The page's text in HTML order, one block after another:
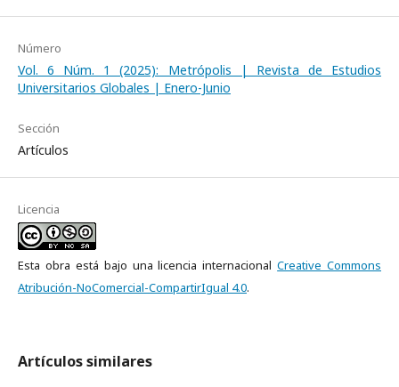
Número
Vol. 6 Núm. 1 (2025): Metrópolis | Revista de Estudios
Universitarios Globales | Enero-Junio
Sección
Artículos
Licencia
Esta obra está bajo una licencia internacionalCreative Commons
Atribución-NoComercial-CompartirIgual 4.0.
Artículos similares